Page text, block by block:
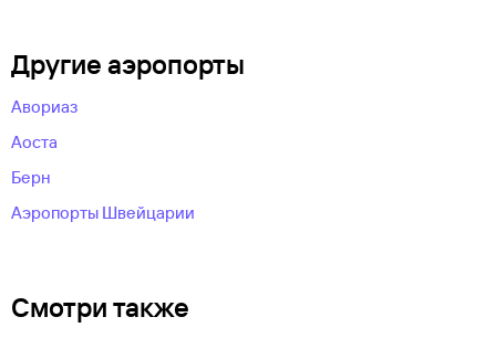
Другие аэропорты
Авориаз
Аоста
Берн
Аэропорты Швейцарии
Смотри также